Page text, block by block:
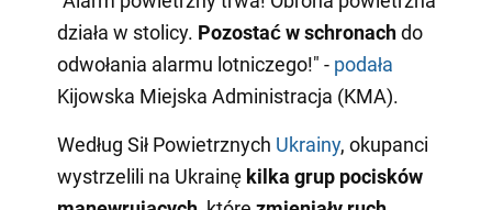
działa w stolicy. Pozostać w schronachdo
odwołania alarmu lotniczego!" - podała
Kijowska Miejska Administracja (KMA).
Według Sił Powietrznych Ukrainy, okupanci
wystrzelili na Ukrainę kilka grup pocisków